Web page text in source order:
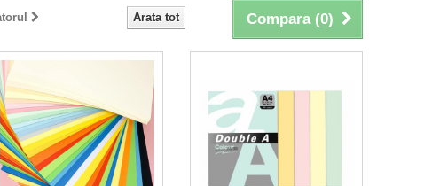
Compara (0)
Arata tot